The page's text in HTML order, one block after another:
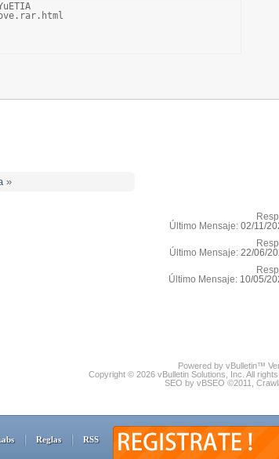
»
Último Mensaje: 02/11/
Último Mensaje: 22/06/
Último Mensaje: 10/05/
Powered by vBulletin™
Copyright © 2026 vBulletin Solutions, Inc. All
SEO by vBSEO ©2011,
Reglas RSS